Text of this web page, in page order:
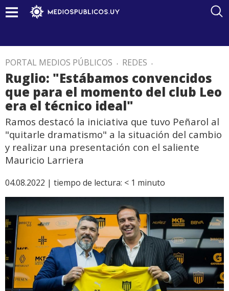
PORTAL MEDIOS PÚBLICOS . REDES .
Ruglio: "Estábamos convencidos
que para el momento del club Leo
era el técnico ideal"
Ramos destacó la iniciativa que tuvo Peñarol al
"quitarle dramatismo" a la situación del cambio
y realizar una presentación con el saliente
Mauricio Larriera
04.08.2022 | tiempo de lectura: < 1 minuto